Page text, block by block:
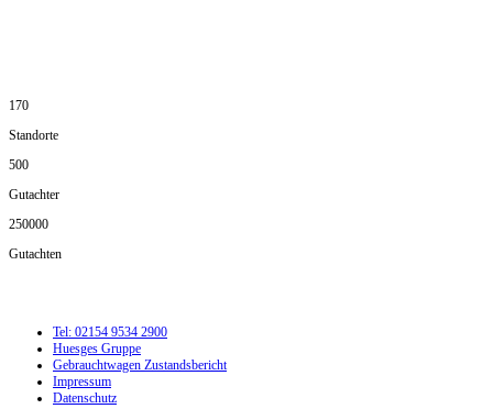
170
Standorte
500
Gutachter
250000
Gutachten
Tel: 02154 9534 2900
Huesges Gruppe
Gebrauchtwagen Zustandsbericht
Impressum
Datenschutz